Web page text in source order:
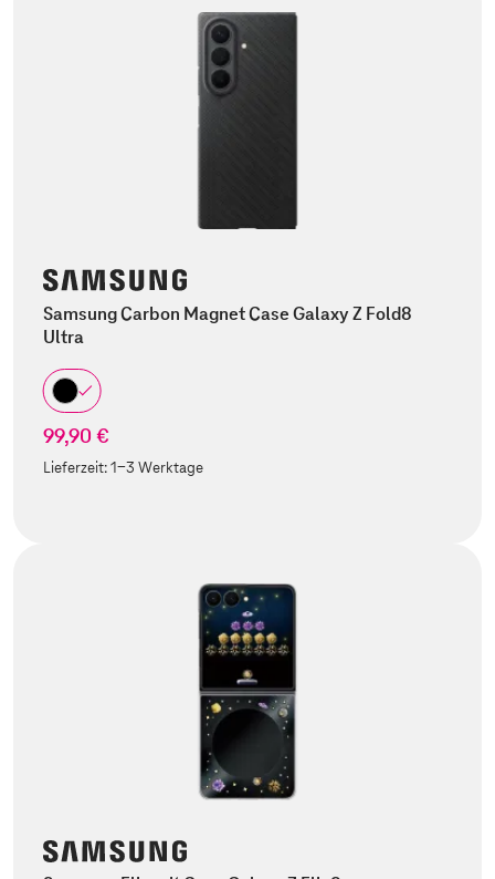
Samsung Carbon Magnet Case Galaxy Z Fold8
Ultra
99,90 €
Lieferzeit:1-3 Werktage